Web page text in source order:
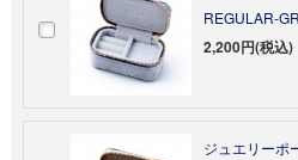
REGULAR-
2,200円(税込)
ジュエリーポ